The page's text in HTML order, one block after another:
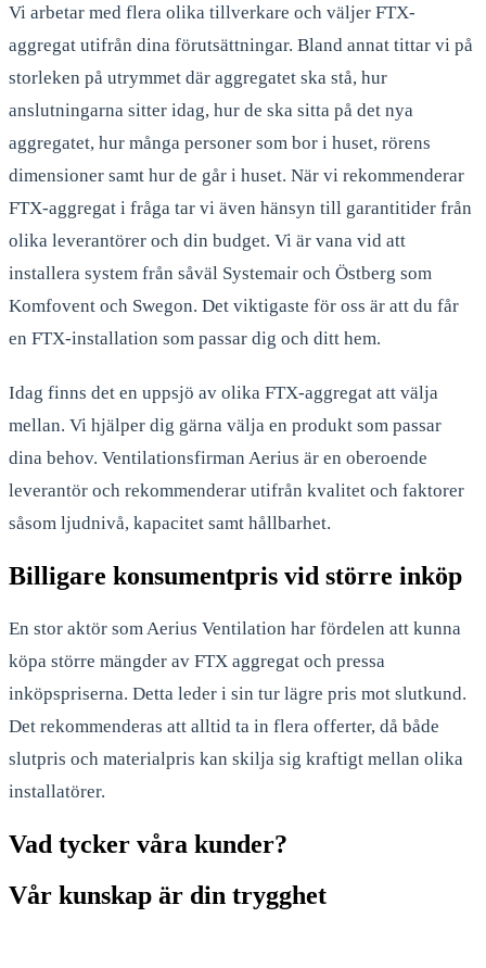
Vi arbetar med flera olika tillverkare och väljer FTX-
aggregat utifrån dina förutsättningar. Bland annat tittar vi på
storleken på utrymmet där aggregatet ska stå, hur
anslutningarna sitter idag, hur de ska sitta på det nya
aggregatet, hur många personer som bor i huset, rörens
dimensioner samt hur de går i huset. När vi rekommenderar
FTX-aggregat i fråga tar vi även hänsyn till garantitider från
olika leverantörer och din budget. Vi är vana vid att
installera system från såväl Systemair och Östberg som
Komfovent och Swegon. Det viktigaste för oss är att du får
en FTX-installation som passar dig och ditt hem.
Idag finns det en uppsjö av olika FTX-aggregat att välja
mellan. Vi hjälper dig gärna välja en produkt som passar
dina behov. Ventilationsfirman Aerius är en oberoende
leverantör och rekommenderar utifrån kvalitet och faktorer
såsom ljudnivå, kapacitet samt hållbarhet.
Billigare konsumentpris vid större inköp
En stor aktör som Aerius Ventilation har fördelen att kunna
köpa större mängder av FTX aggregat och pressa
inköpspriserna. Detta leder i sin tur lägre pris mot slutkund.
Det rekommenderas att alltid ta in flera offerter, då både
slutpris och materialpris kan skilja sig kraftigt mellan olika
installatörer.
Vad tycker våra kunder?
Vår kunskap är din trygghet